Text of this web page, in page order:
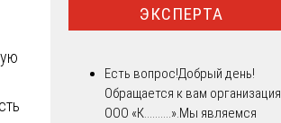
ЭКСПЕРТА
Есть вопрос!Добрый день!
Обращается к вам организация
ООО «К..........».Мы являемся